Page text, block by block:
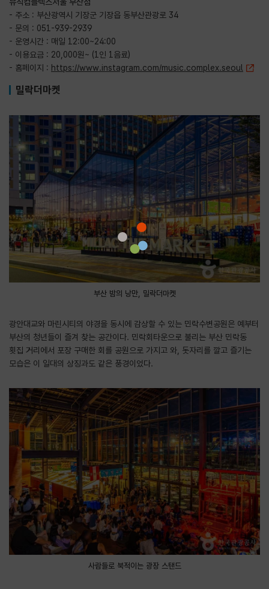
- 주소 : 부산광역시 기장군 기장읍 동부산관광로 34
- 문의 : 051-939-2939
- 운영시간 : 매일 12:00~24:00
- 이용요금 : 20,000원~ (1인 1음료)
- 홈페이지 : https://www.instagram.com/music.complex.seoul
밀락더마켓
부산 밤의 낭만, 밀락더마켓
광안대교와 마린시티의 야경을 동시에 감상할 수 있는 민락수변공원은 예부터
부산의 청년들이 즐겨 찾는 공간이다. 민락회타운으로 불리는 부산 민락동
횟집 거리에서 포장 구매한 회를 공원으로 가지고 와, 돗자리를 깔고 즐기는
모습은 이 일대의 상징과도 같은 풍경이었다.
사람들로 북적이는 광장 스탠드